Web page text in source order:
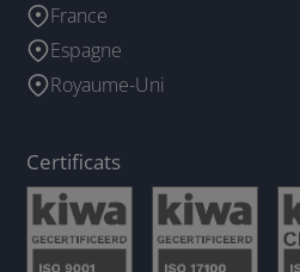
France
Espagne
Royaume-Uni
Certificats